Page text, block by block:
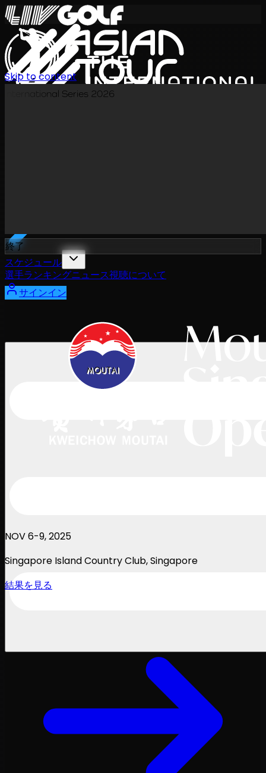
International Series 2026
スケジュール
選手ランキングニュース視聴について
サインイン
Skip to content
終了
NOV 6-9, 2025
Singapore Island Country Club, Singapore
結果を見る